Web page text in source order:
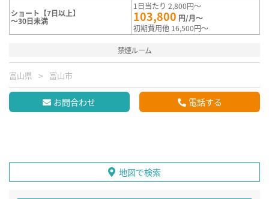
ショート【7日以上】
～30日未満
1日当たり 2,800円～
103,800 円/月～
初期費用他 16,500円～
禁煙ルーム
富山県 富山市
お問合わせ 電話する
地図で検索